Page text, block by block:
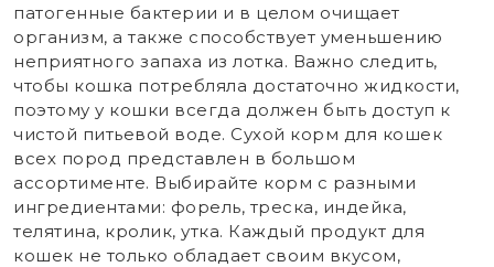
патогенные бактерии и в целом очищает
организм, а также способствует уменьшению
неприятного запаха из лотка. Важно следить,
чтобы кошка потребляла достаточно жидкости,
поэтому у кошки всегда должен быть доступ к
чистой питьевой воде. Сухой корм для кошек
всех пород представлен в большом
ассортименте. Выбирайте корм с разными
ингредиентами: форель, треска, индейка,
телятина, кролик, утка. Каждый продукт для
кошек не только обладает своим вкусом,